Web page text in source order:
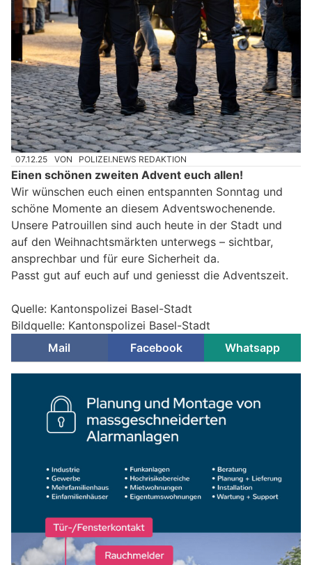
07.12.25 VON POLIZEI.NEWS REDAKTION
Einen schönen zweiten Advent euch allen!
Wir wünschen euch einen entspannten Sonntag und
schöne Momente an diesem Adventswochenende.
Unsere Patrouillen sind auch heute in der Stadt und
auf den Weihnachtsmärkten unterwegs – sichtbar,
ansprechbar und für eure Sicherheit da.
Passt gut auf euch auf und geniesst die Adventszeit.
Quelle: Kantonspolizei Basel-Stadt
Bildquelle: Kantonspolizei Basel-Stadt
Mail
Facebook Whatsapp